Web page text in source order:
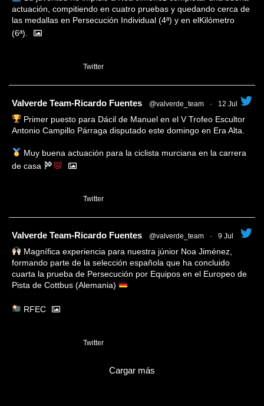
actuación, compitiendo en cuatro pruebas y quedando cerca de
las medallas en Persecución Individual (4ª) y en elKilómetro
(6ª).
Twitter
Valverde Team-Ricardo Fuentes @valverde_team · 12 Jul
Primer puesto para Dácil de Manuel en el V Trofeo Escultor
Antonio Campillo Párraga disputado este domingo en Era Alta.
Muy buena actuación para la ciclista murciana en la carrera
de casa
Twitter
Valverde Team-Ricardo Fuentes @valverde_team · 9 Jul
Magnífica experiencia para nuestra júnior Noa Jiménez,
formando parte de la selección española que ha concluido
cuarta la prueba de Persecución por Equipos en el Europeo de
Pista de Cottbus (Alemania)
RFEC
Twitter
Cargar más